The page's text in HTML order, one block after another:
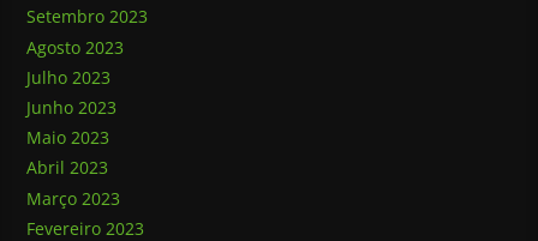
Setembro 2023
Agosto 2023
Julho 2023
Junho 2023
Maio 2023
Abril 2023
Março 2023
Fevereiro 2023